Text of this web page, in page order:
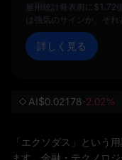
雇用統計発表前に$1.72
は強気のサインか、それ
詳しく見る
AI$0.02178-2.02%
「エクソダス」という
ます。金融・テクノロ